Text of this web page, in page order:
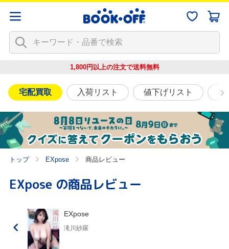
1,800円以上の注文で送料無料
宅配買取 入荷リスト 値下げリスト
トップ EXpose 商品レビュー
EXpose の商品レビュー
EXpose
滝川紗羅